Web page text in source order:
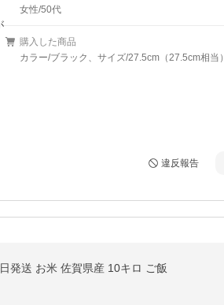
女性/50代
購入した商品
カラー/ブラック、サイズ/27.5cm（27.5cm相当）
違反報告
発送 お米 佐賀県産 10キロ ご飯